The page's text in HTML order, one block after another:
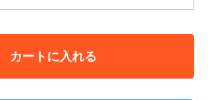
カートに入れる